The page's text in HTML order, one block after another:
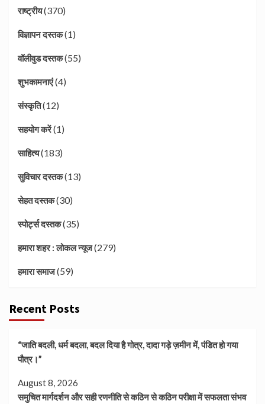
राष्ट्रीय(370)
विज्ञापन दस्तक(1)
वॉलीवुड दस्तक(55)
शुभकामनाएं(4)
संस्कृति(12)
सहयोग करें(1)
साहित्य(183)
सुविचार दस्तक(13)
सेहत दस्तक(30)
स्पोर्ट्स दस्तक(35)
हमारा शहर : लोकल न्यूज(279)
हमारा समाज(59)
Recent Posts
“जाति बदली, धर्म बदला, बदल दिया है गोत्र, दादा गड़े ज़मीन में, पंडित हो गया
पौत्र।”
August 8, 2026
समुचित मार्गदर्शन और सही रणनीति से कठिन से कठिन परीक्षा में सफलता संभव